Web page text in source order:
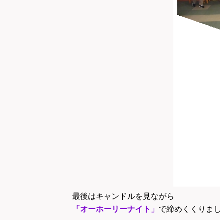
最後はキャンドルを見ながら
「オーホーリーナイト」 で締めくくりま